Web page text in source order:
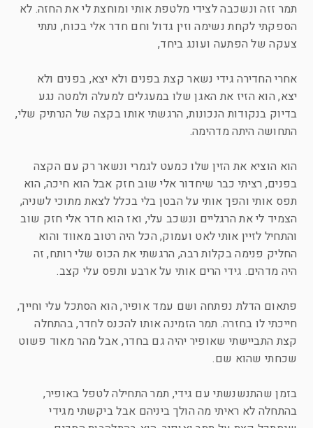
תמר זזה ונשכבה לצידי מלטפת אותי ומוחצת לי את החזה. לא
הספקתי לקחת נשימה וזין גדול וחם חדר אלי בכוח, נתתי
צעקה של הפתעה ועונג ביחד,
אחרי החדירה גידי נשאר קצת בפנים ולא יצא, בפנים ולא
יצא, הוא הזיז את האגן שלו במעגלים למעלה ולמטה נגע
בדיוק בנקודות הנכונות, הרגשתי אותו בקצה של הנרתיק שלי,
התחושה היתה מדהימה.
הוא הוציא את הזין שלו כמעט לגמרי ונשאר רק עם הקצה
בפנים, רציתי כבר שיחדור אלי שוב חזק אבל הוא חיכה, הוא
תפס אותי והפך אותי על הבטן בלי בכלל לצאת מתוכי לשניה,
הצמיד לי את הרגליים ונשכב עלי, ואז הוא חדר אלי חזק שוב
והתחיל לזיין אותי לאט ועמוק, הכל היה רטוב מאווד והוא
החליק פנימה בקלות רבה, הרגשתי את הכוס שלי רותח, זה
היה מדהים. גידי הרים אותי על ארבע ותפס עלי קצב.
פתאום הדלת נפתחה ושם עמד אופיר, הוא הסתכל עלי וחייך,
חייכתי לו בחזרה. תמר הזמינה אותו להכנס לחדר, בהתחלה
קצת התביישתי שאופיר יהיה גם בחדר, אבל מהר מאוד פשוט
שכחתי שהוא שם.
בזמן שהתנשנשתי עם גידי, תמר התחילה לטפל באופיר,
בהתחלה לא ראיתי מה הולך ביניהם אבל ביקשתי מגידי